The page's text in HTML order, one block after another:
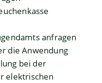
anfragen
die Anwendung
bei der
elektrischen